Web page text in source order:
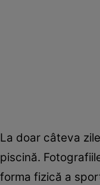
La doar câteva
piscină.
forma fizică a